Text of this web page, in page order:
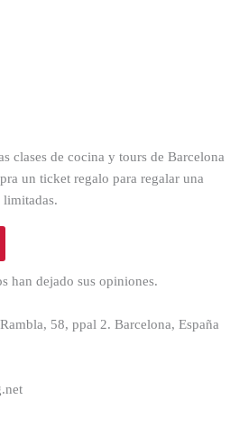
clases de cocina y tours de Barcelona
un ticket regalo para regalar una
han dejado sus opiniones.
58, ppal 2. Barcelona, España